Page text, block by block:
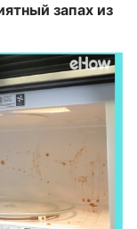
запах из